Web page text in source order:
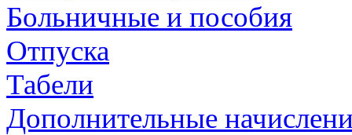
Больничные и пособия
Отпуска
Табели
Дополнительные